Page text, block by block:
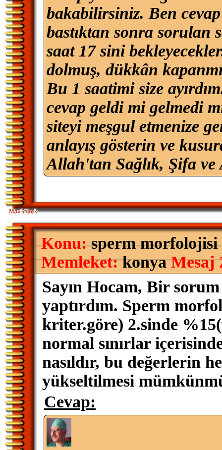
bakabilirsiniz. Ben
bastıktan sonra sorulan
saat 17 sini
dolmuş, dükkân
Bu 1 saatimi size
cevap geldi mi gelmedi
siteyi meşgul etmenize
anlayış gösterin ve
Allah'tan Sağlık, Şifa
Konu:sperm
Memleket:konyaMesaj
Sayın Hocam, Bir
yaptırdım. Sperm
kriter.göre) 2.sinde
normal sınırlar
nasıldır, bu değerlerin
yükseltilmesi
Cevap: